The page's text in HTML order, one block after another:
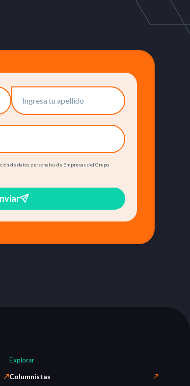
de datos personales de Empresas del Grupo
Explorar
Columnistas